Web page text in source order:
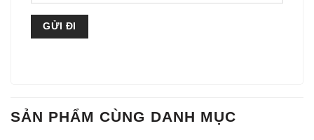
SẢN PHẨM CÙNG DANH MỤC